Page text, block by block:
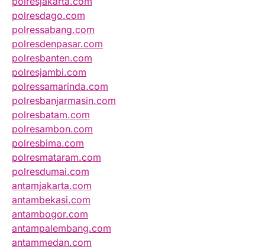
polresdago.com
polressabang.com
polresdenpasar.com
polresbanten.com
polresjambi.com
polressamarinda.com
polresbanjarmasin.com
polresbatam.com
polresambon.com
polresbima.com
polresmataram.com
polresdumai.com
antamjakarta.com
antambekasi.com
antambogor.com
antampalembang.com
antammedan.com